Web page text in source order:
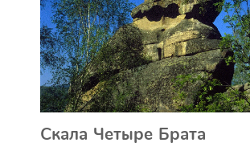
Скала Четыре Брата